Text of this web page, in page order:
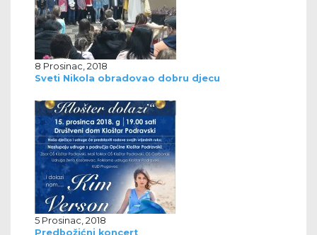
8 Prosinac, 2018
Sveti Nikola obradovao dobru djecu
5 Prosinac, 2018
Predbožićni koncert